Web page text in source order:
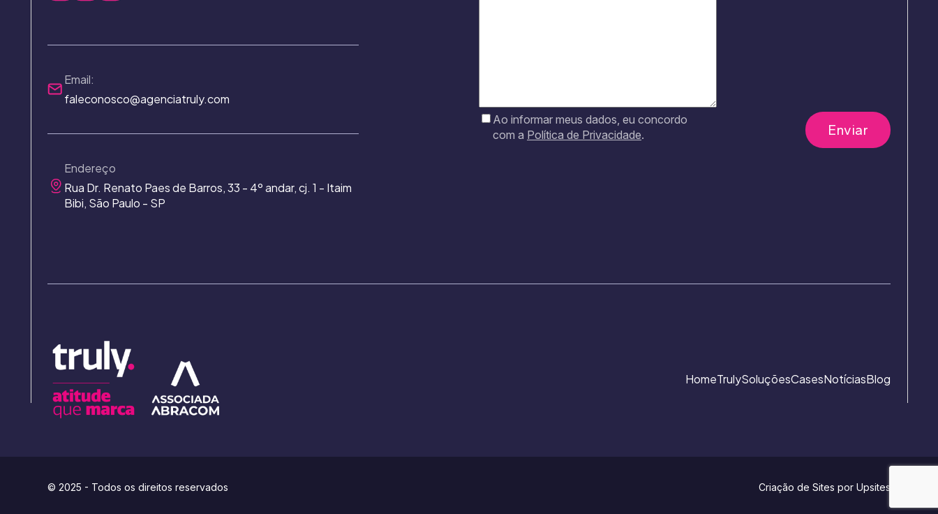
Email:
faleconosco@agenciatruly.com
Endereço
Rua Dr. Renato Paes de Barros, 33 - 4º andar, cj. 1 - Itaim
Bibi, São Paulo - SP
Ao informar meus dados, eu concordo
com a Política de Privacidade.
HomeTrulySoluçõesCasesNotíciasBlog
© 2025 - Todos os direitos reservados Criação de Sites por Upsites